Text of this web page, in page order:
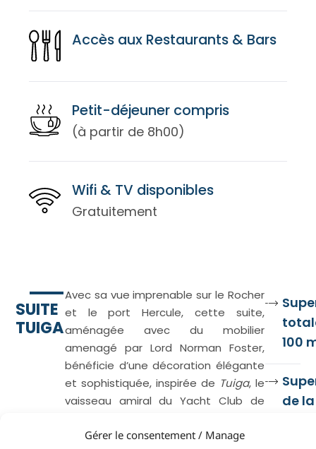
Gérer le consentement / Manage
Accès aux Restaurants & Bars
Petit-déjeuner compris
(à partir de 8h00)
Wifi & TV disponibles
Gratuitement
SUITE
TUIGA
Avec sa vue imprenable sur le Rocher
et le port Hercule, cette suite,
aménagée avec du mobilier
amenagé par Lord Norman Foster,
bénéficie d’une décoration élégante
et sophistiquée, inspirée de Tuiga, le
vaisseau amiral du Yacht Club de
William Fife III en 1909.
100
de la